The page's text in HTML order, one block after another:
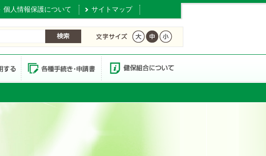
個人情報保護について サイトマップ